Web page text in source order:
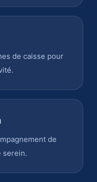
de caisse pour
de
serein.